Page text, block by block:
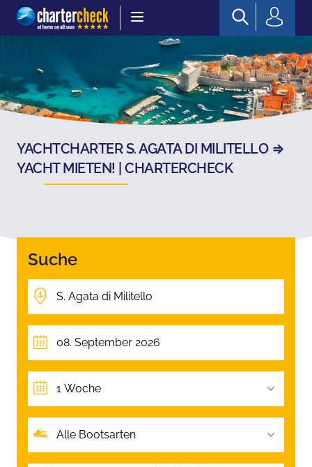
Chartercheck
YACHTCHARTER S. AGATA DI MILITELLO ⇒
YACHT MIETEN! | CHARTERCHECK
Suche
1 Woche
Alle Bootsarten